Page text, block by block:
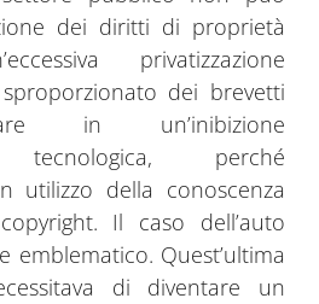
dei diritti di proprietà
privatizzazione
dei brevetti
in un’inibizione
tecnologica, perché
utilizzo della conoscenza
Il caso dell’auto
emblematico. Quest’ultima
di diventare un